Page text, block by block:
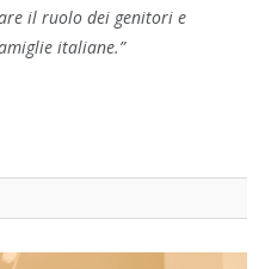
il ruolo dei genitori e
italiane.”